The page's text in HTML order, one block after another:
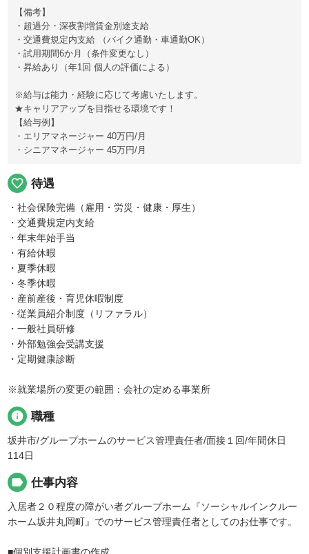
【備考】
・超過分・深夜割増賃金別途支給
・交通費規定内支給 （バイク通勤・車通勤OK）
・試用期間6か月（条件変更なし）
・昇給あり（年1回 個人の評価による）
※給与は能力・経験に応じて考慮いたします。
★キャリアアップを目指せる環境です！
【給与例】
・エリアマネージャー 40万円/月
・シニアマネージャー 45万円/月
favorite_border 待遇
・社会保険完備（雇用・労災・健康・厚生）
・交通費規定内支給
・年末年始手当
・有給休暇
・夏季休暇
・冬季休暇
・産前産後・育児休暇制度
・従業員紹介制度（リファラル）
・一般社員研修
・外部勉強会受講支援
・定期健康診断
※就業場所の変更の範囲：会社の定める事業所
info 職種
坂井市/グループホームのサービス管理責任者/面接１回/年間休日
114日
label 仕事内容
入居者２０程度の障がい者グループホーム『ソーシャルインクルー
ホーム坂井丸岡町』でのサービス管理責任者としてのお仕事です。